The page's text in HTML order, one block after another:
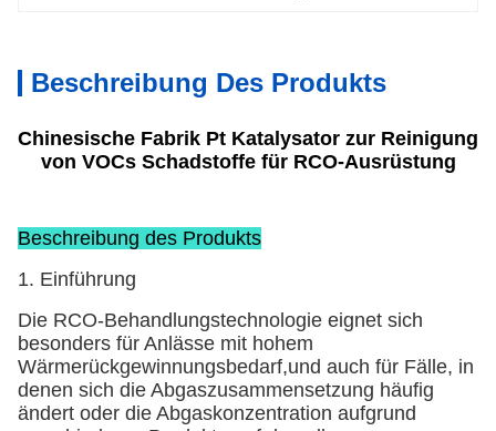
Beschreibung Des Produkts
Chinesische Fabrik Pt Katalysator zur Reinigung
von VOCs Schadstoffe für RCO-Ausrüstung
Beschreibung des Produkts
1. Einführung
Die RCO-Behandlungstechnologie eignet sich
besonders für Anlässe mit hohem
Wärmerückgewinnungsbedarf,und auch für Fälle, in
denen sich die Abgaszusammensetzung häufig
ändert oder die Abgaskonzentration aufgrund